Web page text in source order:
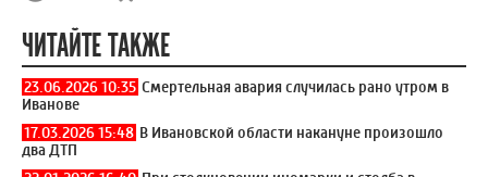
ЧИТАЙТЕ ТАКЖЕ
23.06.2026 10:35 Смертельная авария случилась рано утром в
Иванове
17.03.2026 15:48 В Ивановской области накануне произошло
два ДТП